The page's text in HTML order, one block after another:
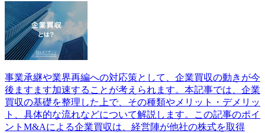
事業承継や業界再編への対応策として、企業買収の動きが今
後ますます加速することが考えられます。本記事では、企業
買収の基礎を整理した上で、その種類やメリット・デメリッ
ト、具体的な流れなどについて解説します。この記事のポイ
ントM&Aによる企業買収は、経営陣が他社の株式を取得